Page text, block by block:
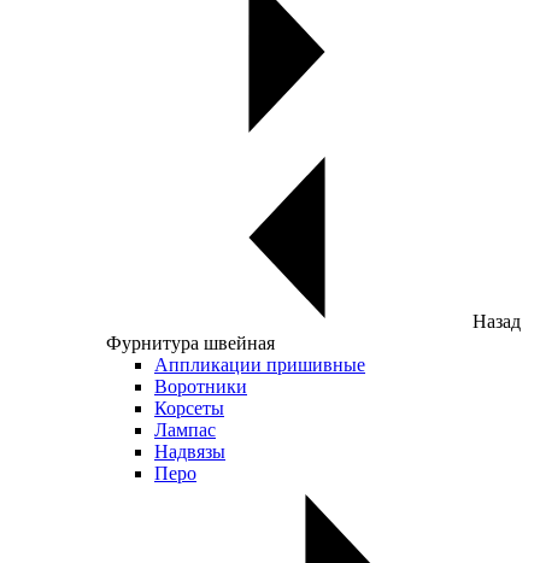
Назад
Фурнитура швейная
Аппликации пришивные
Воротники
Корсеты
Лампас
Надвязы
Перо